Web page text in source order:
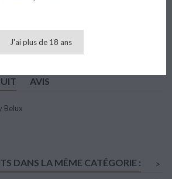
 Ajouter au panier
AVIS
Belux
DANS LA MÊME CATÉGORIE :
>
J'ai plus de 18 ans